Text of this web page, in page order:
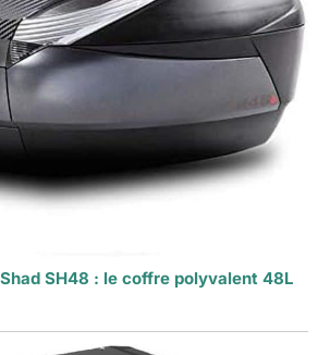
SH48 : le coffre polyvalent 48L